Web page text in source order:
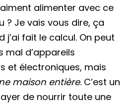
alimenter avec ce
? Je vais vous dire, ça
j’ai fait le calcul. On peut
mal d’appareils
et électroniques, mais
maison entière. C’est un
de nourrir toute une